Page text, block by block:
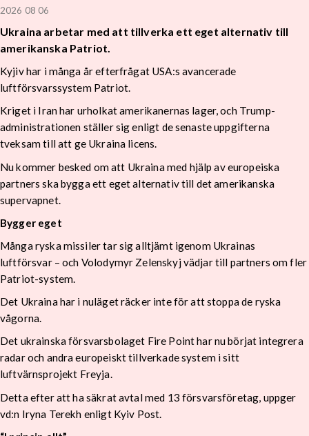
2026 08 06
Ukraina arbetar med att tillverka ett eget alternativ till
amerikanska Patriot.
Kyjiv har i många år efterfrågat USA:s avancerade
luftförsvarssystem Patriot.
Kriget i Iran har urholkat amerikanernas lager, och Trump-
administrationen ställer sig enligt de senaste uppgifterna
tveksam till att ge Ukraina licens.
Nu kommer besked om att Ukraina med hjälp av europeiska
partners ska bygga ett eget alternativ till det amerikanska
supervapnet.
Bygger eget
Många ryska missiler tar sig alltjämt igenom Ukrainas
luftförsvar – och Volodymyr Zelenskyj vädjar till partners om fler
Patriot-system.
Det Ukraina har i nuläget räcker inte för att stoppa de ryska
vågorna.
Det ukrainska försvarsbolaget Fire Point har nu börjat integrera
radar och andra europeiskt tillverkade system i sitt
luftvärnsprojekt Freyja.
Detta efter att ha säkrat avtal med 13 försvarsföretag, uppger
vd:n Iryna Terekh enligt Kyiv Post.